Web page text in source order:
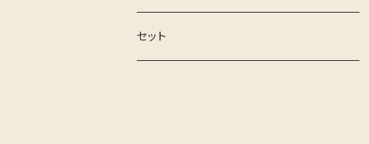
セット